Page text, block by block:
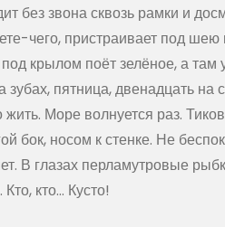
без звона сквозь рамки и
чего, пристраивает под
крылом поёт зелёное, а там
пятница, двенадцать на
Море волнуется раз.
бок, носом к стенке. Не
В глазах перламутровые
кто… Кусто!